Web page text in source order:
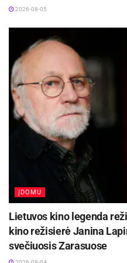
2026-08-05
ĮDOMU
Lietuvos kino legenda
kino režisierė Janina
svečiuosis Zarasuose